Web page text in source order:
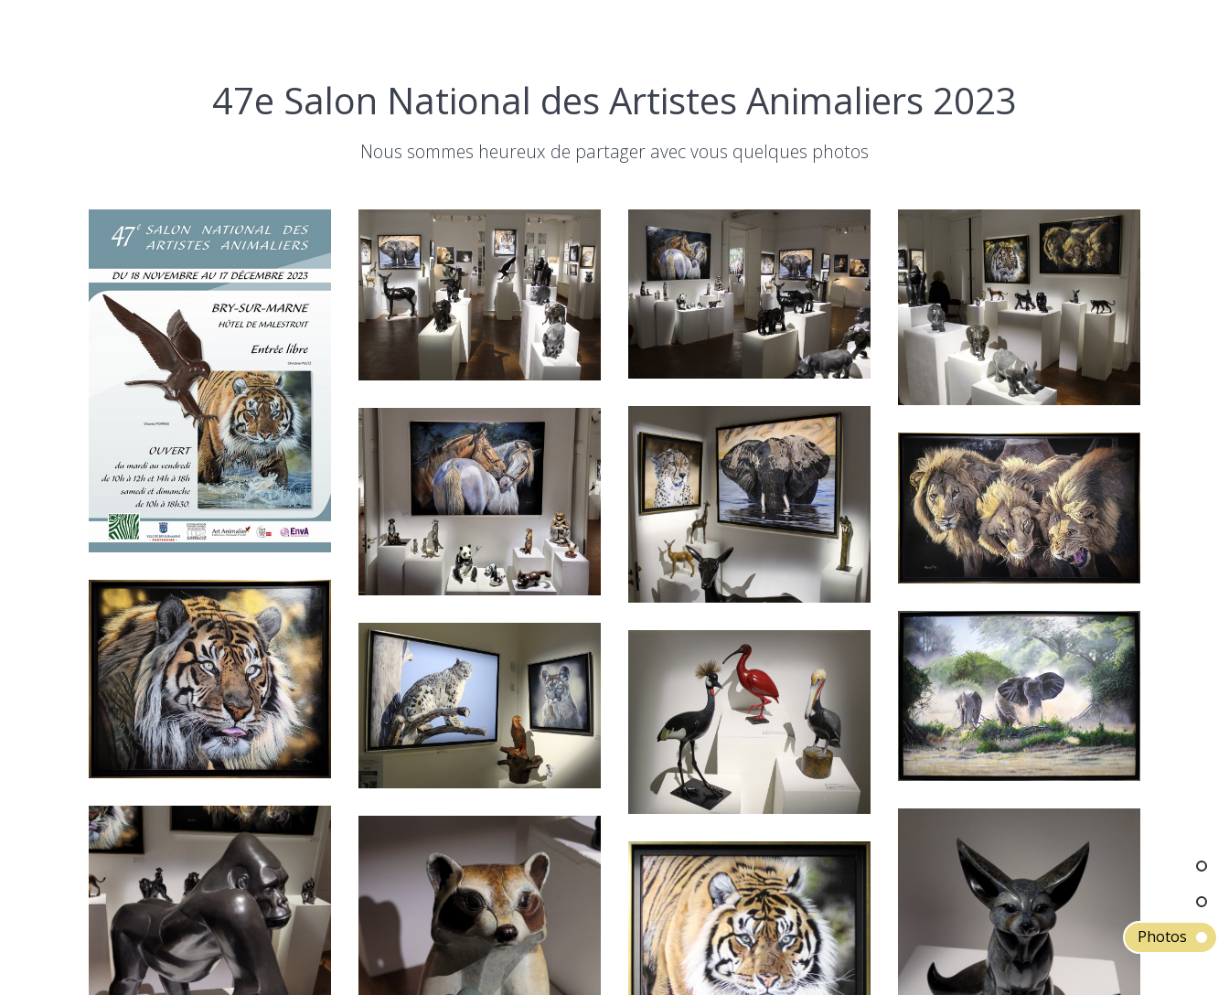
47e Salon National des Artistes Animaliers 2023
Nous sommes heureux de partager avec vous quelques photos
Photos